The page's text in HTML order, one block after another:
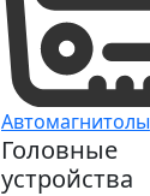
Автомагнитолы
Головные
устройства